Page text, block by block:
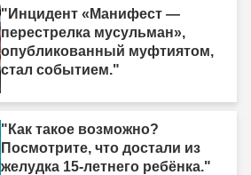
"Инцидент «Манифест —
перестрелка мусульман»,
опубликованный муфтиятом,
стал событием."
"Как такое возможно?
Посмотрите, что достали из
желудка 15-летнего ребёнка."